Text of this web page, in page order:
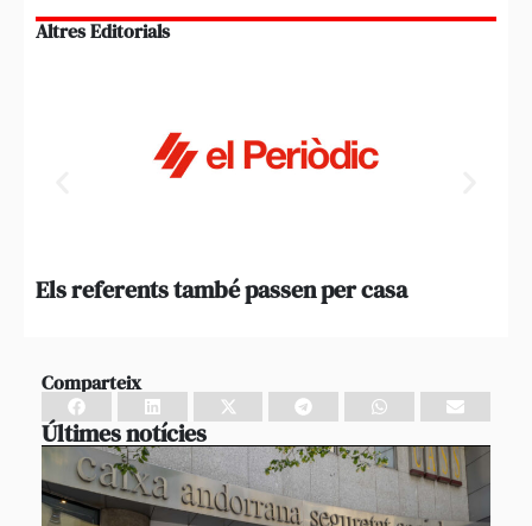
Altres Editorials
Els referents també passen per casa
Comparteix
Últimes notícies